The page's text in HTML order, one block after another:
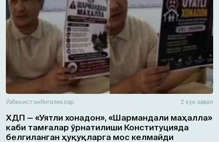
ЎзбекистонЯнгиликлар 2 кун аввал
ХДП — «Уятли хонадон», «Шармандали маҳалла»
каби тамғалар ўрнатилиши Конституцияда
белгиланган ҳуқуқларга мос келмайди